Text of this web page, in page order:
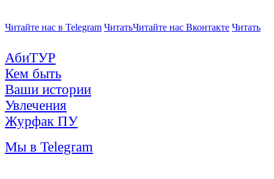
Читайте нас в Telegram ЧитатьЧитайте нас Вконтакте Читать
АбиТУР
Кем быть
Ваши истории
Увлечения
Журфак ПУ
Мы в Telegram